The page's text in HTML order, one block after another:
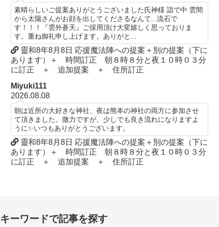
素晴らしいご提案ありがとうございました氏神様 詣で中 雲間
から太陽さんがお顔を出してくださるなんて...流石で
す！！！『雲外蒼天』ご採用頂け大変嬉しく思っておりま
す。重ね御礼申し上げます。ありがと...
靈和8年8月8日 応援魔法陣への提案＋別の提案（下に
あります）＋ 時間訂正 朝８時８分と夜１０時０３分
に訂正 ＋ 追加提案 ＋ 住所訂正
Miyuki111
2026.08.08
朝は近所の大好きな神社、夜は熊本の神社の両方に参加させ
て頂きました。微力ですが、少しでも良き流れになりますよ
うに✨いつもありがとうございます。
靈和8年8月8日 応援魔法陣への提案＋別の提案（下に
あります）＋ 時間訂正 朝８時８分と夜１０時０３分
に訂正 ＋ 追加提案 ＋ 住所訂正
キーワードで記事を探す